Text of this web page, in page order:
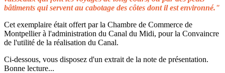
bâtiments qui servent au cabotage des côtes dont il est environné."
Cet exemplaire était offert par la Chambre de Commerce de
Montpellier à l'administration du Canal du Midi, pour la Convaincre
de l'utilité de la réalisation du Canal.
Ci-dessous, vous disposez d'un extrait de la note de présentation.
Bonne lecture...